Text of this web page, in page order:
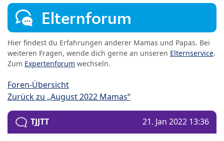
Elternforum
Hier findest du Erfahrungen anderer Mamas und Papas. Bei
weiteren Fragen, wende dich gerne an unseren Elternservice.
Zum Expertenforum wechseln.
Foren-Übersicht
Zurück zu „August 2022 Mamas“
TJJTT 21. Jan 2022 13:36